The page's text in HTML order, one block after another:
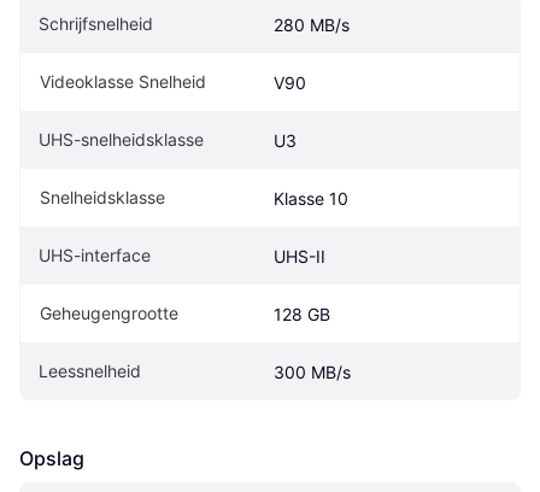
Schrijfsnelheid 280 MB/s
Videoklasse Snelheid V90
UHS-snelheidsklasse U3
Snelheidsklasse Klasse 10
UHS-interface UHS-II
Geheugengrootte 128 GB
Leessnelheid 300 MB/s
Opslag